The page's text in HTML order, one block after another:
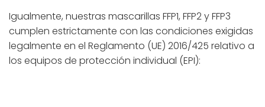
Igualmente, nuestras mascarillas FFP1, FFP2 y FFP3
cumplen estrictamente con las condiciones exigidas
legalmente en el Reglamento (UE) 2016/425 relativo a
los equipos de protección individual (EPI):